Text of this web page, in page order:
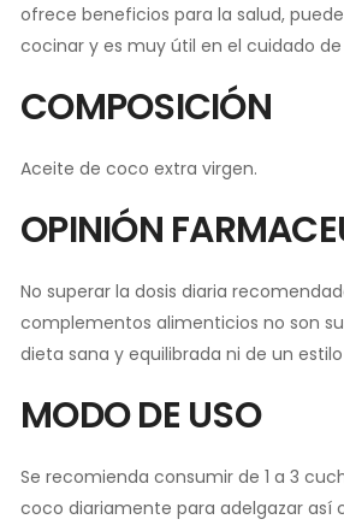
ofrece beneficios para la salud,
cocinar y es muy útil en el cuidado
COMPOSICIÓN
Aceite de coco extra virgen.
OPINIÓN
No superar la dosis diaria
complementos alimenticios no son
dieta sana y equilibrada ni de un
MODO DE USO
Se recomienda consumir de 1 a 3
coco diariamente para adelgazar así